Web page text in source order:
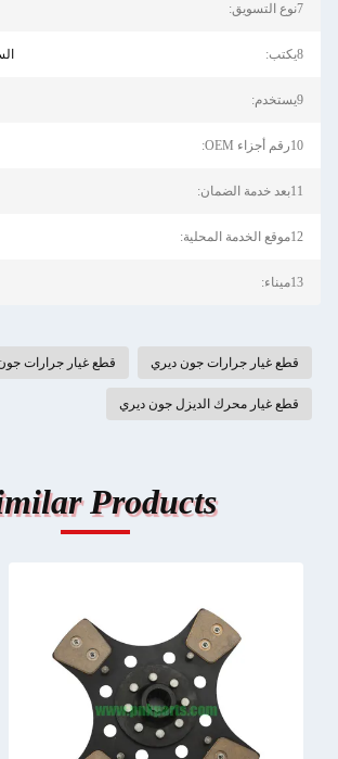
7نوع التسويق:
8يكتب:
9يستخدم:
10رقم أجزاء OEM:
11بعد خدمة الضمان:
12موقع الخدمة المحلية:
13ميناء:
قطع غيار جرارات جون ديري قطع غيار جرارات
قطع غيار محرك الديزل جون ديري
Products